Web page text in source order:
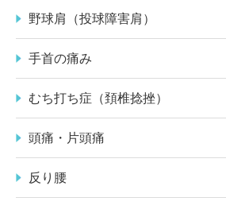
野球肩（投球障害肩）
手首の痛み
むち打ち症（頚椎捻挫）
頭痛・片頭痛
反り腰